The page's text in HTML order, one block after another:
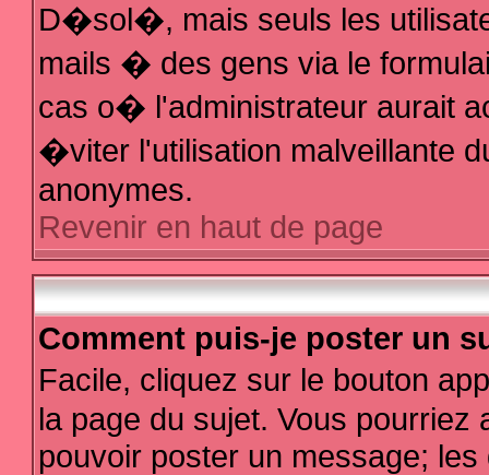
D�sol�, mais seuls les
mails � des gens via le
cas o� l'administrateur aurait
�viter l'utilisation malveillante
anonymes.
Revenir en haut de page
Comment puis-je poster un
Facile, cliquez sur le bouton
la page du sujet. Vous
pouvoir poster un message;